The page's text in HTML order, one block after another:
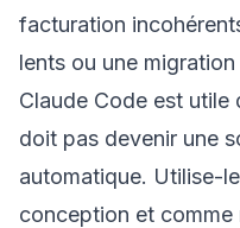
facturation
lents ou une
Claude Code est utile
doit pas devenir une
automatique. Utilise-
conception et